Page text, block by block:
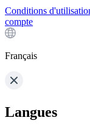
Conditions
compte
Français
Langues